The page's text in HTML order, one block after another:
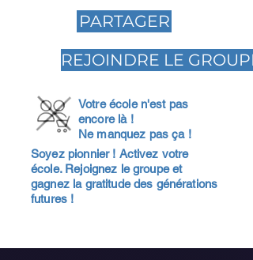
PARTAGER
REJOINDRE LE GROUPE
Votre école n'est pas
encore là !
Ne manquez pas ça !
Soyez pionnier ! Activez votre
école. Rejoignez le groupe et
gagnez la gratitude des générations
futures !